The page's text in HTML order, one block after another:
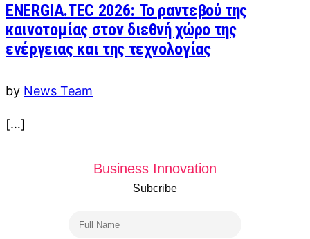
ENERGIA.TEC 2026: Το ραντεβού της
καινοτομίας στον διεθνή χώρο της
ενέργειας και της τεχνολογίας
by News Team
[…]
Business Innovation
Subcribe